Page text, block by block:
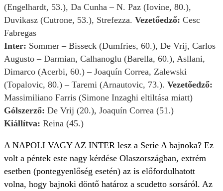
(Engelhardt, 53.), Da Cunha – N. Paz (Iovine, 80.),
Duvikasz (Cutrone, 53.), Strefezza. Vezetőedző: Cesc
Fabregas
Inter: Sommer – Bisseck (Dumfries, 60.), De Vrij, Carlos
Augusto – Darmian, Calhanoglu (Barella, 60.), Asllani,
Dimarco (Acerbi, 60.) – Joaquín Correa, Zalewski
(Topalovic, 80.) – Taremi (Arnautovic, 73.). Vezetőedző:
Massimiliano Farris (Simone Inzaghi eltiltása miatt)
Gólszerző: De Vrij (20.), Joaquín Correa (51.)
Kiállítva: Reina (45.)
A NAPOLI VAGY AZ INTER lesz a Serie A bajnoka? Ez
volt a péntek este nagy kérdése Olaszországban, extrém
esetben (pontegyenlőség esetén) az is előfordulhatott
volna, hogy bajnoki döntő határoz a scudetto sorsáról. Az